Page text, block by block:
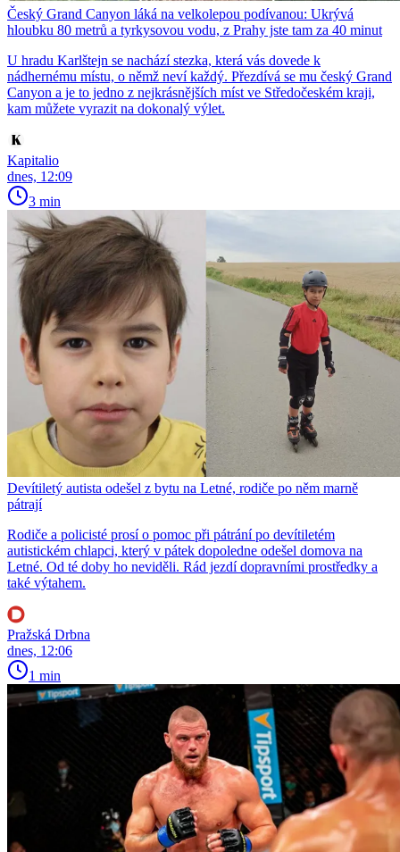
Český Grand Canyon láká na velkolepou podívanou: Ukrývá
hloubku 80 metrů a tyrkysovou vodu, z Prahy jste tam za 40 minut
U hradu Karlštejn se nachází stezka, která vás dovede k
nádhernému místu, o němž neví každý. Přezdívá se mu český Grand
Canyon a je to jedno z nejkrásnějších míst ve Středočeském kraji,
kam můžete vyrazit na dokonalý výlet.
Kapitalio
dnes, 12:09
3 min
Devítiletý autista odešel z bytu na Letné, rodiče po něm marně
pátrají
Rodiče a policisté prosí o pomoc při pátrání po devítiletém
autistickém chlapci, který v pátek dopoledne odešel domova na
Letné. Od té doby ho neviděli. Rád jezdí dopravními prostředky a
také výtahem.
Pražská Drbna
dnes, 12:06
1 min